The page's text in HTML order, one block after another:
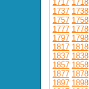
1717 1718
1737 1738
1757 1758
1777 1778
1797 1798
1817 1818
1837 1838
1857 1858
1877 1878
1897 1898